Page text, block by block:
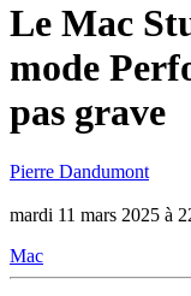
Le Mac
mode
pas grave
Pierre Dandumont
mardi 11 mars 2025 à
Mac